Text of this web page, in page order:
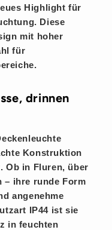
Highlight für
Diese
mit hoher
für
drinnen
Konstruktion
Ob in Fluren, über
– ihre runde Form
angenehme
IP44 ist sie
in feuchten